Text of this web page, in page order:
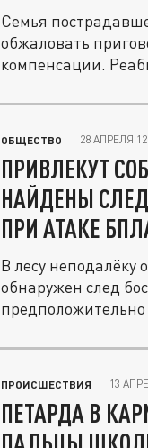
Семья
обжаловать
компенсации.
ОБЩЕСТВО 28 АПРЕЛЯ
ПРИВЛЕКУТ
НАЙДЕНЫ
ПРИ АТАКЕ
В лесу неподалёку
обнаружен след
ПРОИСШЕСТВИЯ 13
ПЕТАРДА В